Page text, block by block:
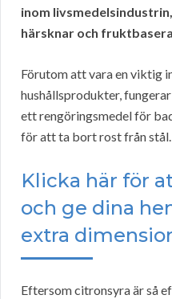
inom
härsknar och
Förutom att vara en viktig
hushållsprodukter,
ett rengöringsmedel för
för att ta bort rost från stål.
Klicka här för
och ge dina
extra
Eftersom citronsyra är så